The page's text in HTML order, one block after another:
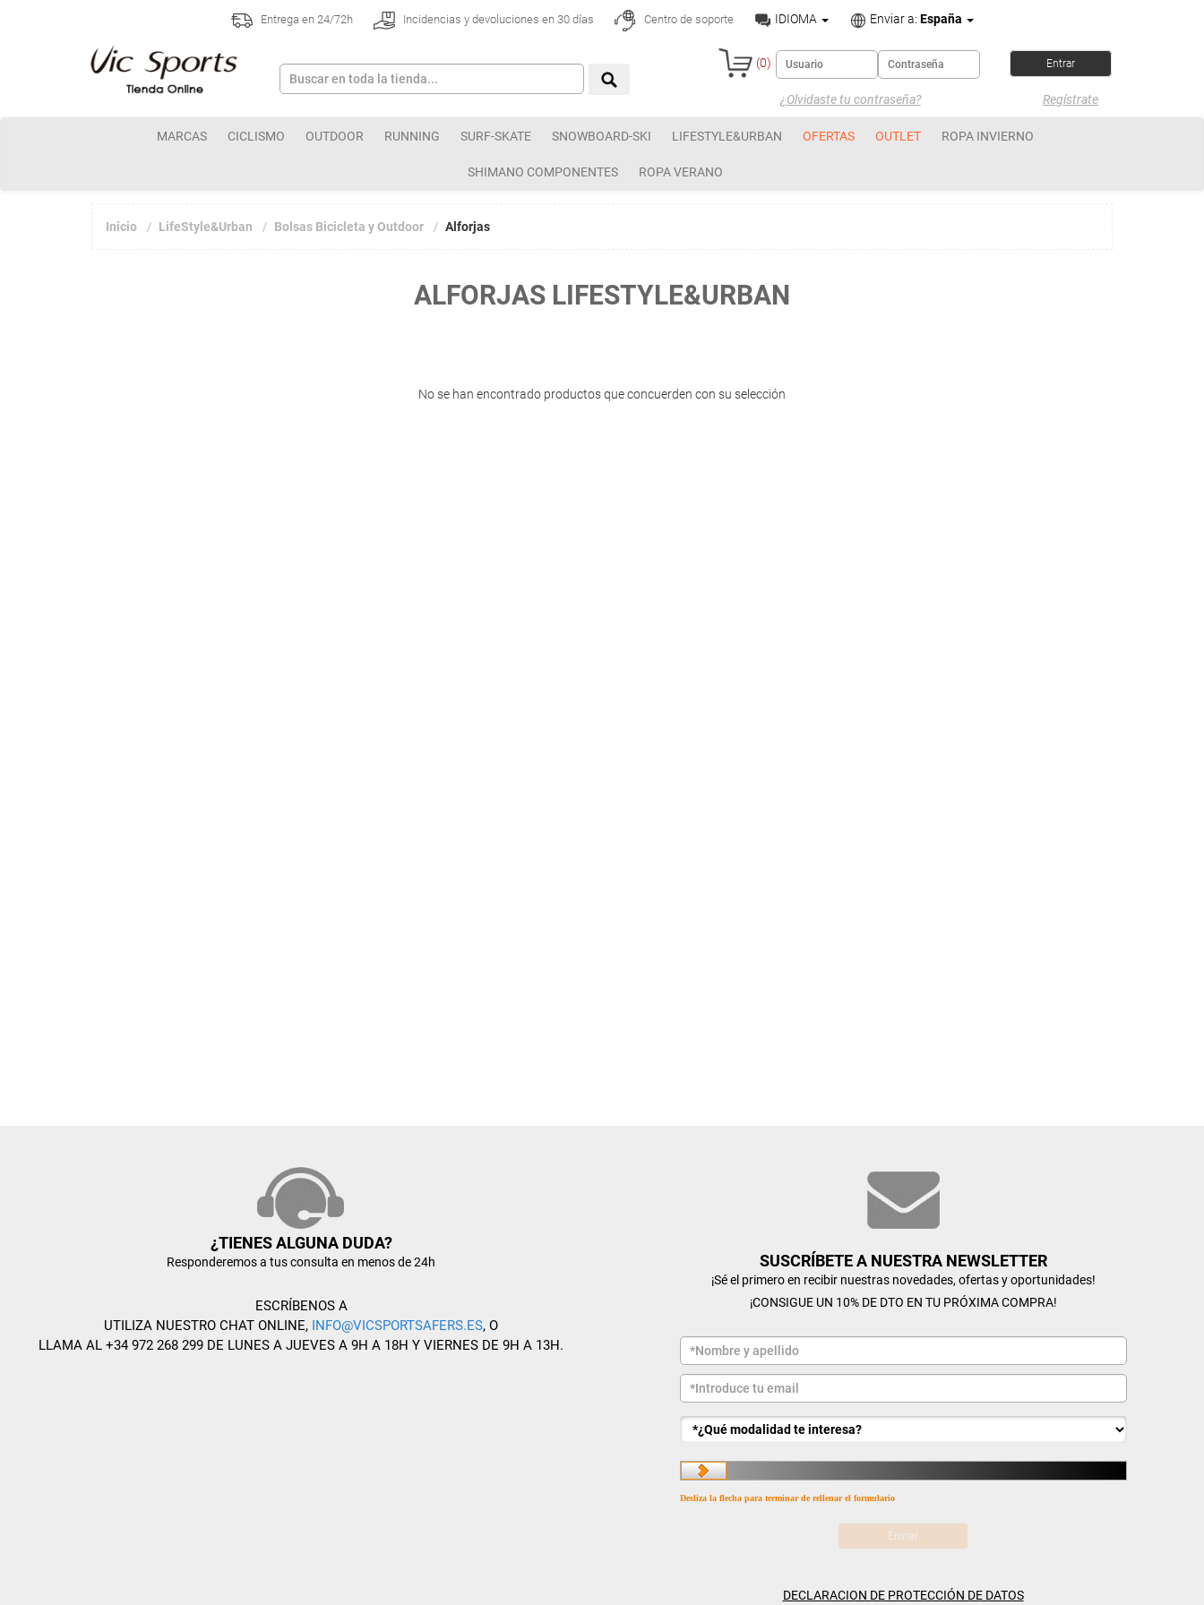
Entrega en 24/72h Incidencias y devoluciones en 30 días Centro de soporte IDIOMA Enviar a: España
(0)
¿Olvidaste tu contraseña? Regístrate
MARCAS CICLISMO OUTDOOR RUNNING SURF-SKATE SNOWBOARD-SKI LIFESTYLE&URBAN OFERTAS OUTLET ROPA INVIERNO
SHIMANO COMPONENTES ROPA VERANO
Inicio LifeStyle&Urban Bolsas Bicicleta y Outdoor Alforjas
ALFORJAS LIFESTYLE&URBAN
No se han encontrado productos que concuerden con su selección
¿TIENES ALGUNA DUDA?
Responderemos a tus consulta en menos de 24h
ESCRÍBENOS A
UTILIZA NUESTRO CHAT ONLINE, INFO@VICSPORTSAFERS.ES, O
LLAMA AL +34 972 268 299 DE LUNES A JUEVES A 9H A 18H Y VIERNES DE 9H A 13H.
SUSCRÍBETE A NUESTRA NEWSLETTER
¡Sé el primero en recibir nuestras novedades, ofertas y oportunidades!
¡CONSIGUE UN 10% DE DTO EN TU PRÓXIMA COMPRA!
Desliza la flecha para terminar de rellenar el formulario
DECLARACION DE PROTECCIÓN DE DATOS